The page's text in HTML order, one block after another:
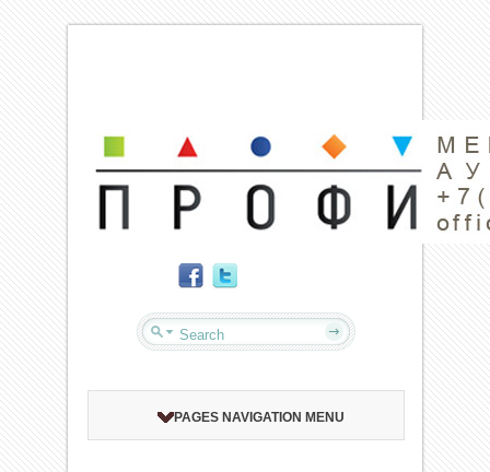
PAGES NAVIGATION MENU